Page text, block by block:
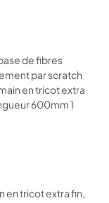
de fibres
par scratch
en tricot extra
600mm 1
en tricot extra fin,